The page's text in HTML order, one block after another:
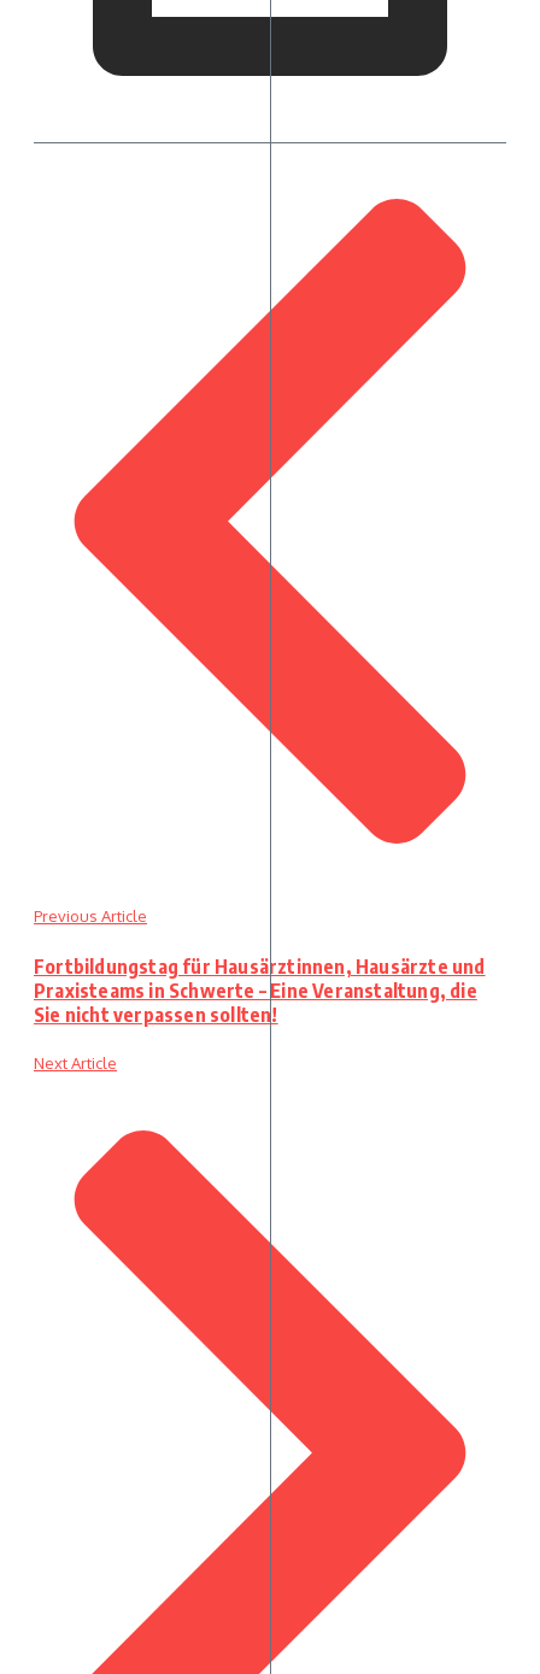
Previous Article
Fortbildungstag für Hausärztinnen, Hausärzte und
Praxisteams in Schwerte – Eine Veranstaltung, die
Sie nicht verpassen sollten!
Next Article